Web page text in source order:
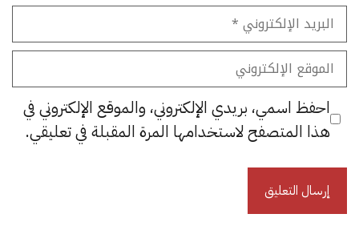
البريد
الإلكتروني
الموقع
الإلكتروني
احفظ اسمي، بريدي الإلكتروني، والموقع الإلكتروني في
هذا المتصفح لاستخدامها المرة المقبلة في تعليقي.